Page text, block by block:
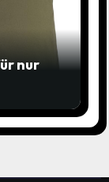
nur